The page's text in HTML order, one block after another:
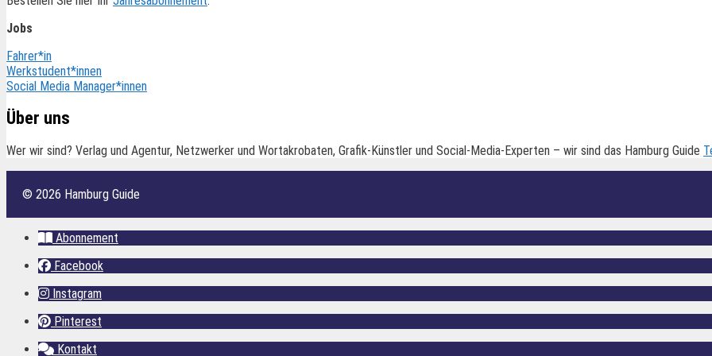
Jobs
Fahrer*in
Werkstudent*innen
Social Media Manager*innen
Über uns
Wer wir sind? Verlag und Agentur, Netzwerker und Wortakrobaten, Grafik-Künstler und Social-Media-Experten – wir sind das Hamburg Guide
© 2026 Hamburg Guide
Abonnement
Facebook
Instagram
Pinterest
Kontakt